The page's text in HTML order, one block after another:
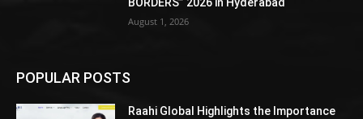
August 1, 2026
POPULAR POSTS
Raahi Global Highlights the Importance